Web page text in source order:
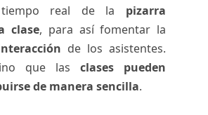
real de la pizarra
clase, para así fomentar la
de los asistentes.
que las clases pueden
de manera sencilla.